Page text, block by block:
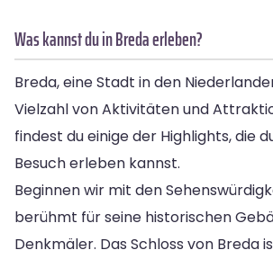
Was kannst du in Breda erleben?
Breda, eine Stadt in den
Vielzahl von Aktivitäten und
findest du einige der Highlights, die
Besuch erleben kannst.
Beginnen wir mit den
berühmt für seine historischen
Denkmäler. Das Schloss von Breda